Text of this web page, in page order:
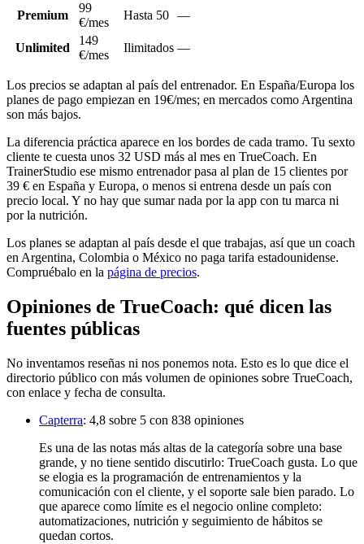
Premium
99
€/mes
Hasta 50 —
Unlimited
149
€/mes
Ilimitados —
Los precios se adaptan al país del entrenador. En España/Europa los
planes de pago empiezan en 19€/mes; en mercados como Argentina
son más bajos.
La diferencia práctica aparece en los bordes de cada tramo. Tu sexto
cliente te cuesta unos 32 USD más al mes en TrueCoach. En
TrainerStudio ese mismo entrenador pasa al plan de 15 clientes por
39 € en España y Europa, o menos si entrena desde un país con
precio local. Y no hay que sumar nada por la app con tu marca ni
por la nutrición.
Los planes se adaptan al país desde el que trabajas, así que un coach
en Argentina, Colombia o México no paga tarifa estadounidense.
Compruébalo en la página de precios.
Opiniones de TrueCoach: qué dicen las
fuentes públicas
No inventamos reseñas ni nos ponemos nota. Esto es lo que dice el
directorio público con más volumen de opiniones sobre TrueCoach,
con enlace y fecha de consulta.
Capterra: 4,8 sobre 5 con 838 opiniones
Es una de las notas más altas de la categoría sobre una base
grande, y no tiene sentido discutirlo: TrueCoach gusta. Lo que
se elogia es la programación de entrenamientos y la
comunicación con el cliente, y el soporte sale bien parado. Lo
que aparece como límite es el negocio online completo:
automatizaciones, nutrición y seguimiento de hábitos se
quedan cortos.